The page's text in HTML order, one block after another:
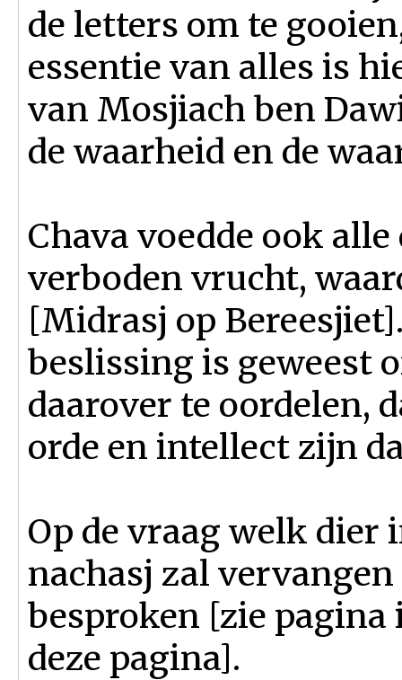
de letters om te
essentie van alles is
van Mosjiach ben
de waarheid en de
Chava voedde ook
verboden vrucht,
[Midrasj op
beslissing is geweest
daarover te oordelen,
orde en intellect zijn
Op de vraag welk dier
nachasj zal
besproken [zie
deze pagina].